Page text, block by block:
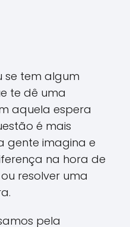
se tem algum
te dê uma
aquela espera
é mais
gente imagina e
na hora de
resolver uma
pela